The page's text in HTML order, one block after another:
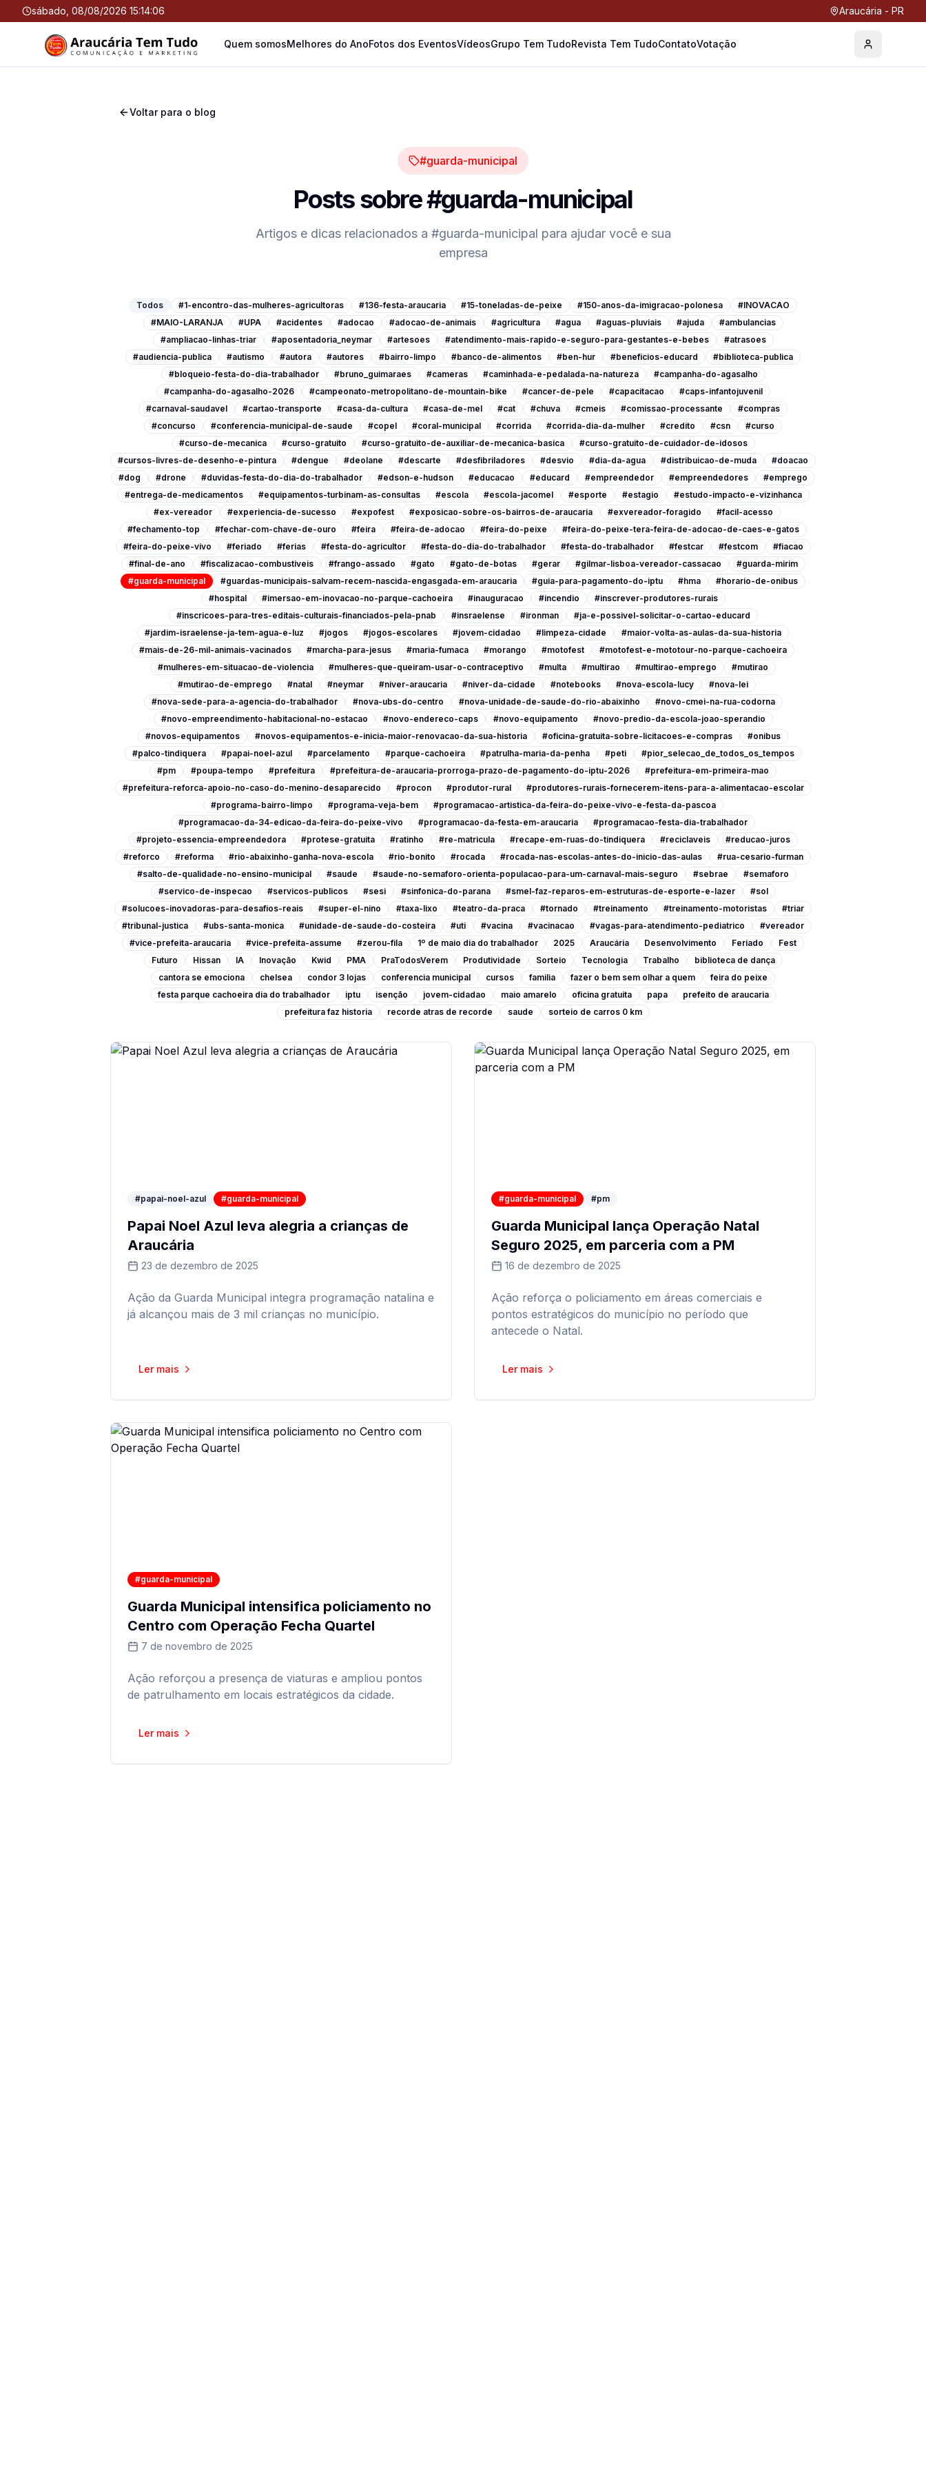
sábado, 08/08/2026 15:14:07 Araucária - PR
Quem somosMelhores do AnoFotos dos EventosVídeosGrupo Tem TudoRevista Tem TudoContatoVotação Perfil
Voltar para o blog
#guarda-municipal
Posts sobre#guarda-municipal
Artigos e dicas relacionados a #guarda-municipal para ajudar você e sua
empresa
Todos #1-encontro-das-mulheres-agricultoras #136-festa-araucaria #15-toneladas-de-peixe #150-anos-da-imigracao-polonesa
#INOVACAO
#MAIO-LARANJA
#UPA #acidentes #adocao #adocao-de-animais #agricultura #agua #aguas-pluviais #ajuda
#ambulancias
#ampliacao-linhas-triar
#aposentadoria_neymar #artesoes #atendimento-mais-rapido-e-seguro-para-gestantes-e-bebes
#atrasoes
#audiencia-publica
#autismo #autora #autores #bairro-limpo #banco-de-alimentos #ben-hur #beneficios-educard
#biblioteca-publica
#bloqueio-festa-do-dia-trabalhador
#bruno_guimaraes #cameras #caminhada-e-pedalada-na-natureza
#campanha-do-agasalho
#campanha-do-agasalho-2026
#campeonato-metropolitano-de-mountain-bike #cancer-de-pele #capacitacao
#caps-infantojuvenil
#carnaval-saudavel
#cartao-transporte #casa-da-cultura #casa-de-mel #cat #chuva #cmeis #comissao-processante
#compras
#concurso
#conferencia-municipal-de-saude #copel #coral-municipal #corrida #corrida-dia-da-mulher #credito #csn
#curso
#curso-de-mecanica
#curso-gratuito #curso-gratuito-de-auxiliar-de-mecanica-basica
#curso-gratuito-de-cuidador-de-idosos
#cursos-livres-de-desenho-e-pintura
#dengue #deolane #descarte #desfibriladores #desvio #dia-da-agua #distribuicao-de-muda
#doacao
#dog
#drone #duvidas-festa-do-dia-do-trabalhador #edson-e-hudson #educacao #educard #empreendedor #empreendedores
#emprego
#entrega-de-medicamentos
#equipamentos-turbinam-as-consultas #escola #escola-jacomel #esporte #estagio
#estudo-impacto-e-vizinhanca
#ex-vereador
#experiencia-de-sucesso #expofest #exposicao-sobre-os-bairros-de-araucaria #exvereador-foragido
#facil-acesso
#fechamento-top
#fechar-com-chave-de-ouro #feira #feira-de-adocao #feira-do-peixe
#feira-do-peixe-tera-feira-de-adocao-de-caes-e-gatos
#feira-do-peixe-vivo
#feriado #ferias #festa-do-agricultor #festa-do-dia-do-trabalhador #festa-do-trabalhador #festcar #festcom
#fiacao
#final-de-ano
#fiscalizacao-combustiveis #frango-assado #gato #gato-de-botas #gerar #gilmar-lisboa-vereador-cassacao
#guarda-mirim
#guarda-municipal
#guardas-municipais-salvam-recem-nascida-engasgada-em-araucaria #guia-para-pagamento-do-iptu #hma
#horario-de-onibus
#hospital
#imersao-em-inovacao-no-parque-cachoeira #inauguracao #incendio
#inscrever-produtores-rurais
#inscricoes-para-tres-editais-culturais-financiados-pela-pnab
#insraelense #ironman
#ja-e-possivel-solicitar-o-cartao-educard
#jardim-israelense-ja-tem-agua-e-luz
#jogos #jogos-escolares #jovem-cidadao #limpeza-cidade
#maior-volta-as-aulas-da-sua-historia
#mais-de-26-mil-animais-vacinados
#marcha-para-jesus #maria-fumaca #morango #motofest
#motofest-e-mototour-no-parque-cachoeira
#mulheres-em-situacao-de-violencia
#mulheres-que-queiram-usar-o-contraceptivo #multa #multirao #multirao-emprego
#mutirao
#mutirao-de-emprego
#natal #neymar #niver-araucaria #niver-da-cidade #notebooks #nova-escola-lucy
#nova-lei
#nova-sede-para-a-agencia-do-trabalhador
#nova-ubs-do-centro #nova-unidade-de-saude-do-rio-abaixinho
#novo-cmei-na-rua-codorna
#novo-empreendimento-habitacional-no-estacao
#novo-endereco-caps #novo-equipamento
#novo-predio-da-escola-joao-sperandio
#novos-equipamentos
#novos-equipamentos-e-inicia-maior-renovacao-da-sua-historia #oficina-gratuita-sobre-licitacoes-e-compras
#onibus
#palco-tindiquera
#papai-noel-azul #parcelamento #parque-cachoeira #patrulha-maria-da-penha #peti
#pior_selecao_de_todos_os_tempos
#pm
#poupa-tempo #prefeitura #prefeitura-de-araucaria-prorroga-prazo-de-pagamento-do-iptu-2026
#prefeitura-em-primeira-mao
#prefeitura-reforca-apoio-no-caso-do-menino-desaparecido
#procon #produtor-rural
#produtores-rurais-fornecerem-itens-para-a-alimentacao-escolar
#programa-bairro-limpo
#programa-veja-bem
#programacao-artistica-da-feira-do-peixe-vivo-e-festa-da-pascoa
#programacao-da-34-edicao-da-feira-do-peixe-vivo
#programacao-da-festa-em-araucaria
#programacao-festa-dia-trabalhador
#projeto-essencia-empreendedora
#protese-gratuita #ratinho #re-matricula #recape-em-ruas-do-tindiquera #reciclaveis
#reducao-juros
#reforco
#reforma #rio-abaixinho-ganha-nova-escola #rio-bonito #rocada #rocada-nas-escolas-antes-do-inicio-das-aulas
#rua-cesario-furman
#salto-de-qualidade-no-ensino-municipal
#saude #saude-no-semaforo-orienta-populacao-para-um-carnaval-mais-seguro #sebrae
#semaforo
#servico-de-inspecao
#servicos-publicos #sesi #sinfonica-do-parana #smel-faz-reparos-em-estruturas-de-esporte-e-lazer
#sol
#solucoes-inovadoras-para-desafios-reais
#super-el-nino #taxa-lixo #teatro-da-praca #tornado #treinamento #treinamento-motoristas
#triar
#tribunal-justica
#ubs-santa-monica #unidade-de-saude-do-costeira #uti #vacina #vacinacao #vagas-para-atendimento-pediatrico
#vereador
#vice-prefeita-araucaria
#vice-prefeita-assume #zerou-fila 1º de maio dia do trabalhador 2025 Araucária Desenvolvimento Feriado
Fest
Futuro
Hissan IA Inovação Kwid PMA PraTodosVerem Produtividade Sorteio Tecnologia Trabalho
biblioteca de dança
cantora se emociona
chelsea condor 3 lojas conferencia municipal cursos familia fazer o bem sem olhar a quem
feira do peixe
festa parque cachoeira dia do trabalhador
iptu isenção jovem-cidadao maio amarelo oficina gratuita papa
prefeito de araucaria
prefeitura faz historia
recorde atras de recorde saude sorteio de carros 0 km
#papai-noel-azul #guarda-municipal
Papai Noel Azul leva alegria a crianças de
Araucária
23 de dezembro de 2025
Ação da Guarda Municipal integra programação natalina e
já alcançou mais de 3 mil crianças no município.
Ler mais
#guarda-municipal #pm
Guarda Municipal lança Operação Natal
Seguro 2025, em parceria com a PM
16 de dezembro de 2025
Ação reforça o policiamento em áreas comerciais e
pontos estratégicos do município no período que
antecede o Natal.
Ler mais
#guarda-municipal
Guarda Municipal intensifica policiamento no
Centro com Operação Fecha Quartel
7 de novembro de 2025
Ação reforçou a presença de viaturas e ampliou pontos
de patrulhamento em locais estratégicos da cidade.
Ler mais